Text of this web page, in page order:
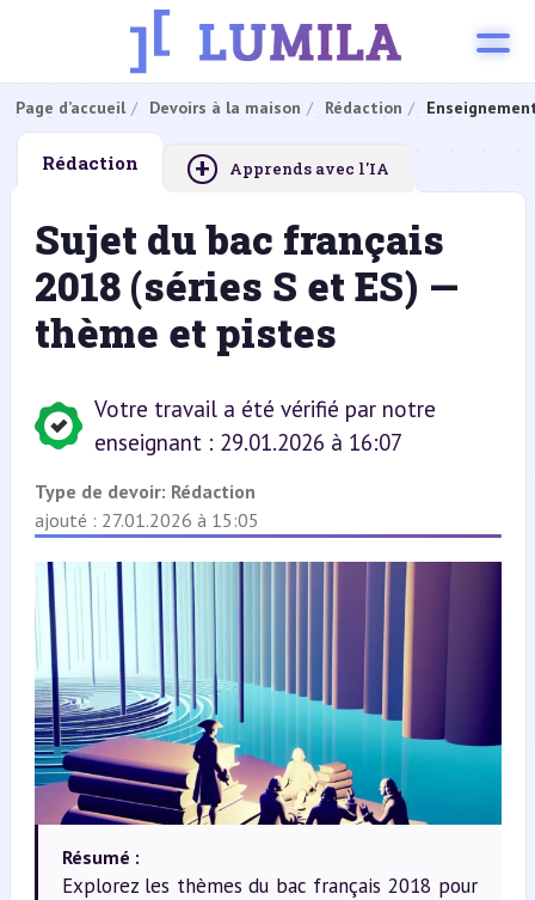
Page d’accueil Devoirs à la maison Rédaction
Rédaction + Apprends avec l'IA
Sujet du bac français
2018 (séries S et ES) —
thème et pistes
Votre travail a été vérifié par notre
enseignant : 29.01.2026 à 16:07
Type de devoir: Rédaction
ajouté : 27.01.2026 à 15:05
Résumé :
Explorez les thèmes du bac français 2018 pour